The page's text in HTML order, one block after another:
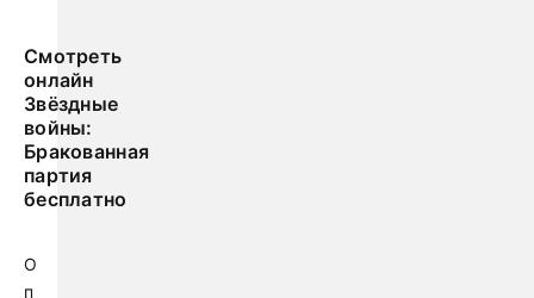
Смотреть
онлайн
Звёздные
войны:
Бракованная
партия
бесплатно
О
п